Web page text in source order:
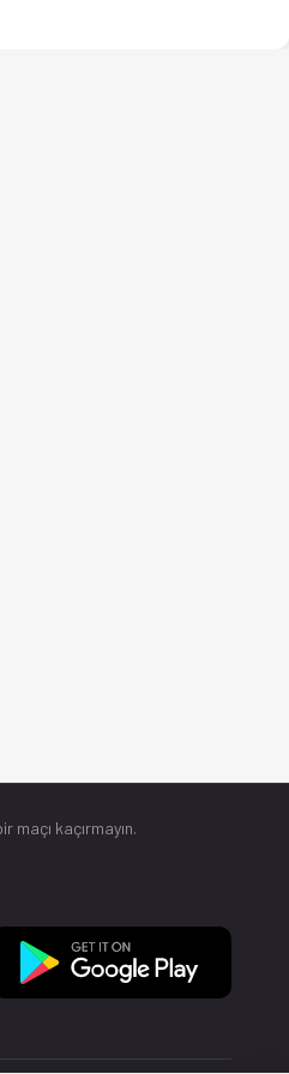
kaçırmayın.